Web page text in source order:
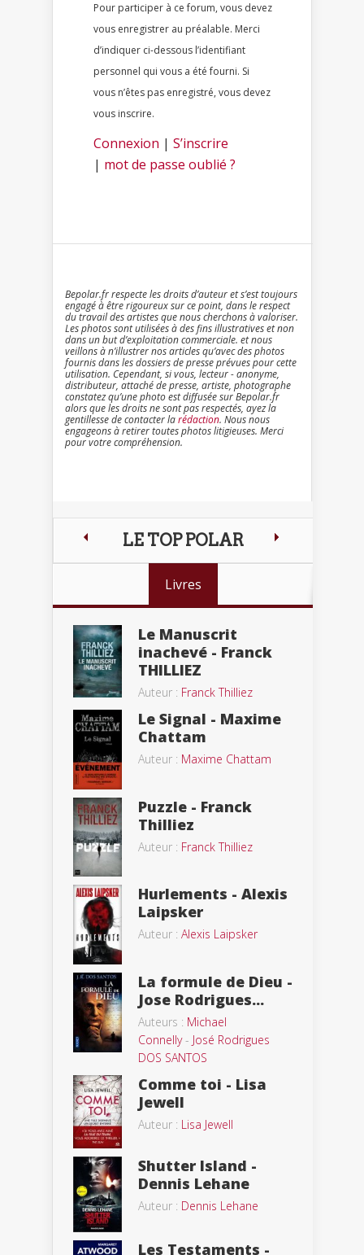
Pour participer à ce forum, vous devez
vous enregistrer au préalable. Merci
d’indiquer ci-dessous l’identifiant
personnel qui vous a été fourni. Si
vous n’êtes pas enregistré, vous devez
vous inscrire.
Connexion | S’inscrire
| mot de passe oublié ?
Bepolar.fr respecte les droits d’auteur et s’est toujours
engagé à être rigoureux sur ce point, dans le respect
du travail des artistes que nous cherchons à valoriser.
Les photos sont utilisées à des fins illustratives et non
dans un but d’exploitation commerciale. et nous
veillons à n’illustrer nos articles qu’avec des photos
fournis dans les dossiers de presse prévues pour cette
utilisation. Cependant, si vous, lecteur - anonyme,
distributeur, attaché de presse, artiste, photographe
constatez qu’une photo est diffusée sur Bepolar.fr
alors que les droits ne sont pas respectés, ayez la
gentillesse de contacter larédaction. Nous nous
engageons à retirer toutes photos litigieuses. Merci
pour votre compréhension.
LE TOP POLAR
Livres
Le Manuscrit
inachevé - Franck
THILLIEZ
Auteur : Franck Thilliez
Le Signal - Maxime
Chattam
Auteur : Maxime Chattam
Puzzle - Franck
Thilliez
Auteur : Franck Thilliez
Hurlements - Alexis
Laipsker
Auteur : Alexis Laipsker
La formule de Dieu -
Jose Rodrigues...
Auteurs : Michael
Connelly- José Rodrigues
DOS SANTOS
Comme toi - Lisa
Jewell
Auteur : Lisa Jewell
Shutter Island -
Dennis Lehane
Auteur : Dennis Lehane
Les Testaments -